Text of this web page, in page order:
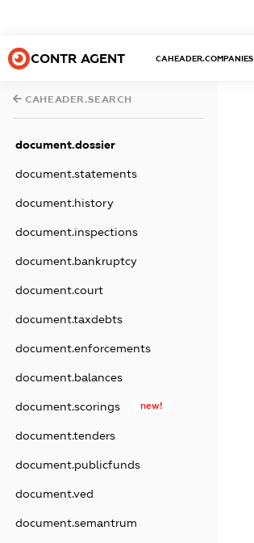
CONTR AGENT CAHEADER.COMPANIES
CAHEADER.SEARCH
document.dossier
document.statements
document.history
document.inspections
document.bankruptcy
document.court
document.taxdebts
document.enforcements
document.balances
document.scorings new!
document.tenders
document.publicfunds
document.ved
document.semantrum